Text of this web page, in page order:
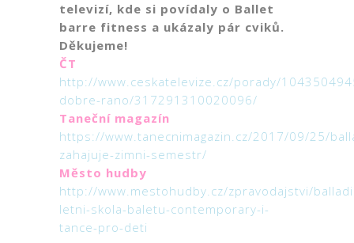
televizí, kde si povídaly o Ballet
barre fitness a ukázaly pár cviků.
Děkujeme!
ČT
http://www.ceskatelevize.cz/porady/
dobre-rano/317291310020096/
Taneční magazín
https://www.tanecnimagazin.cz/2017/09/25/
zahajuje-zimni-semestr/
Město hudby
http://www.mestohudby.cz/zpravodajstvi/
letni-skola-baletu-contemporary-i-
tance-pro-deti